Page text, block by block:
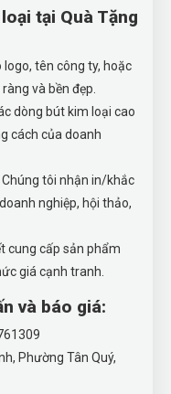
tại Quà Tặng
tên công ty, hoặc
và bền đẹp.
dòng bút kim loại cao
cách của doanh
Chúng tôi nhận in/khắc
nghiệp, hội thảo,
cung cấp sản phẩm
giá cạnh tranh.
và báo giá:
Phường Tân Quý,